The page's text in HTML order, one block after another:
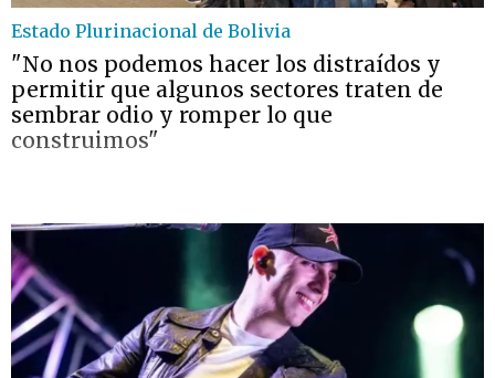
Estado Plurinacional de Bolivia
"No nos podemos hacer los distraídos y
permitir que algunos sectores traten de
sembrar odio y romper lo que
construimos"